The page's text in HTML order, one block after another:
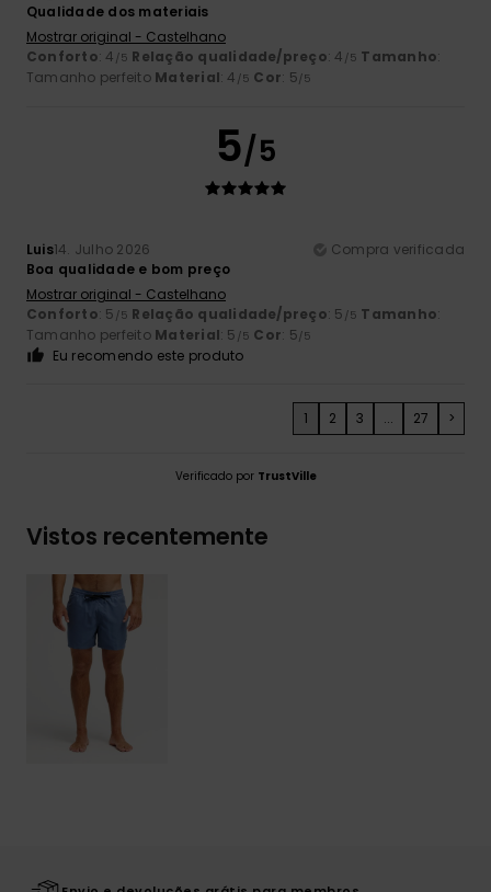
Qualidade dos materiais
Mostrar original - Castelhano
Conforto: 4 /5 Relação qualidade/preço: 4 /5 Tamanho:
Tamanho perfeito Material: 4 /5 Cor: 5/5
5/5
Luis14. Julho 2026
Compra verificada
Boa qualidade e bom preço
Mostrar original - Castelhano
Conforto: 5 /5 Relação qualidade/preço: 5 /5 Tamanho:
Tamanho perfeito Material: 5 /5 Cor: 5/5
Eu recomendo este produto
1 2 3 ... 27 >
Verificado por TrustVille
Vistos recentemente